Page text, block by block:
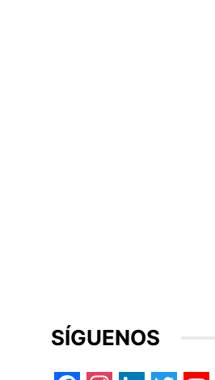
SÍGUENOS